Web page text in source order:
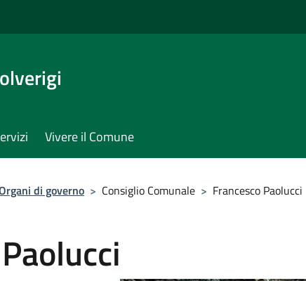
Vivere il Comune
di governo > Consiglio Comunale > Francesco Paolucci